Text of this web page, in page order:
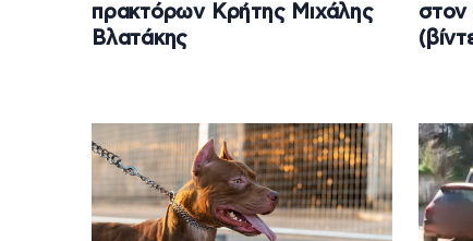
πρακτόρων Κρήτης Μιχάλης
Βλατάκης
στον